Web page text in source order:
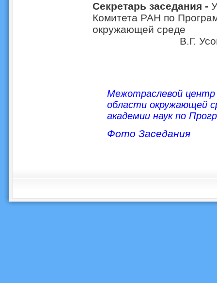
Секретарь заседания -
Комитета РАН по
В.Г.
Межотраслевой центр
области окружающей
академии наук по
Фото Заседания